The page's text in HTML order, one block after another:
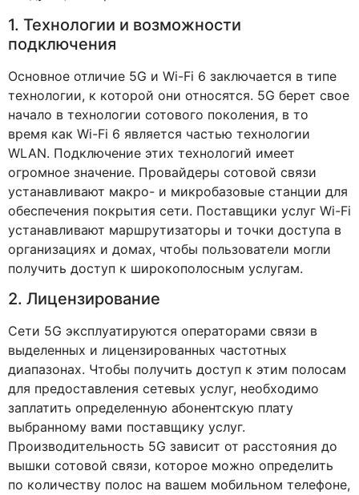
1. Технологии и возможности
подключения
Основное отличие 5G и Wi-Fi 6 заключается в типе
технологии, к которой они относятся. 5G берет свое
начало в технологии сотового поколения, в то
время как Wi-Fi 6 является частью технологии
WLAN. Подключение этих технологий имеет
огромное значение. Провайдеры сотовой связи
устанавливают макро- и микробазовые станции для
обеспечения покрытия сети. Поставщики услуг Wi-Fi
устанавливают маршрутизаторы и точки доступа в
организациях и домах, чтобы пользователи могли
получить доступ к широкополосным услугам.
2. Лицензирование
Сети 5G эксплуатируются операторами связи в
выделенных и лицензированных частотных
диапазонах. Чтобы получить доступ к этим полосам
для предоставления сетевых услуг, необходимо
заплатить определенную абонентскую плату
выбранному вами поставщику услуг.
Производительность 5G зависит от расстояния до
вышки сотовой связи, которое можно определить
по количеству полос на вашем мобильном телефоне,